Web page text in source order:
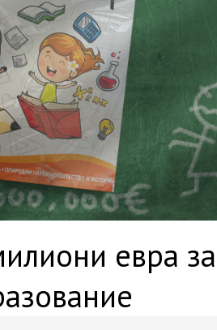
евра